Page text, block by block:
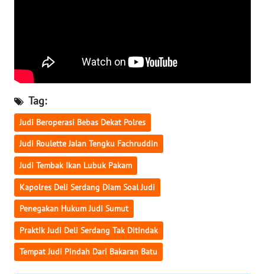
Tag:
Judi Beroperasi Bebas Dekat Polres
Judi Roulette Jalan Tengku Fachruddin
Judi Tembak Ikan Lubuk Pakam
Kapolres Deli Serdang Diam Soal Judi
Penegakan Hukum Judi Sumut
Praktik Judi Deli Serdang Tak Ditindak
Tempat Judi Pindah Dari Bakaran Batu
KALTIM
SULSEL
WN
GORONTALO
WN
SULUT
WN
MALUKU